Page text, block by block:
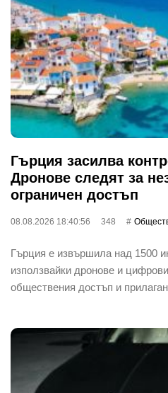
Гърция засилва
Дронове следят за
ограничен достъп
08.08.2026 18:40:56 348
Гърция е извършила над 1500
използвайки дронове и
обществения достъп и